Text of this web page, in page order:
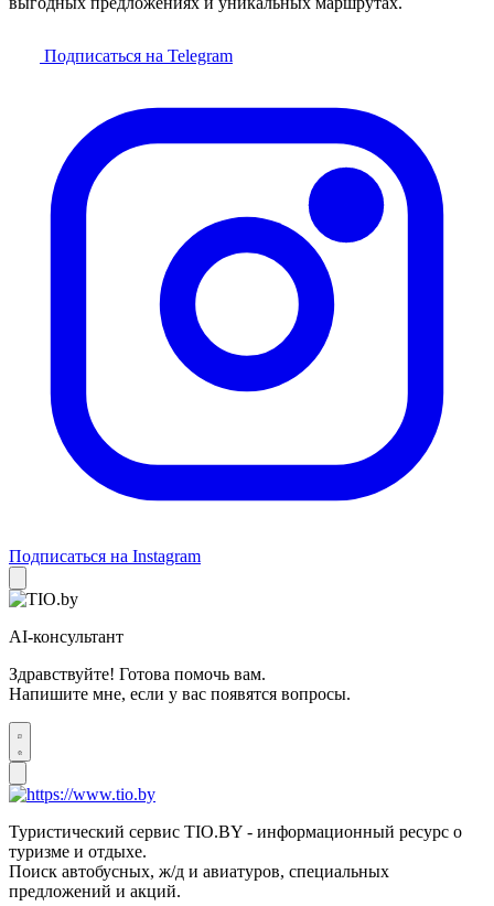
Подписаться на Telegram
Подписаться на Instagram
AI-консультант
Здравствуйте! Готова помочь вам.
Напишите мне, если у вас появятся вопросы.
Туристический сервис TIO.BY - информационный ресурс о
туризме и отдыхе.
Поиск автобусных, ж/д и авиатуров, специальных
предложений и акций.